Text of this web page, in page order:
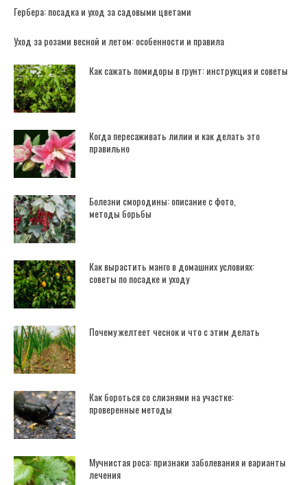
Гербера: посадка и уход за садовыми цветами
Уход за розами весной и летом: особенности и правила
Как сажать помидоры в грунт: инструкция и советы
Когда пересаживать лилии и как делать это
правильно
Болезни смородины: описание с фото,
методы борьбы
Как вырастить манго в домашних условиях:
советы по посадке и уходу
Почему желтеет чеснок и что с этим делать
Как бороться со слизнями на участке:
проверенные методы
Мучнистая роса: признаки заболевания и варианты
лечения